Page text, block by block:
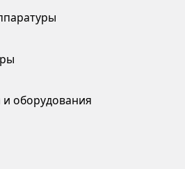
оборудования